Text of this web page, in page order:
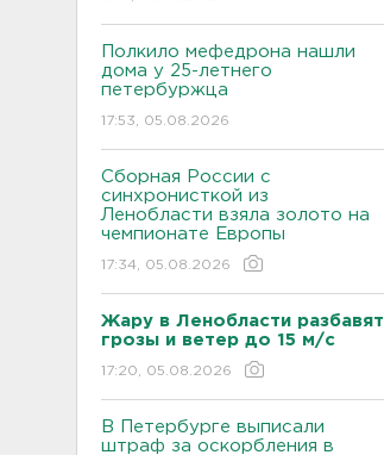
Полкило мефедрона нашли
дома у 25-летнего
петербуржца
17:53, 05.08.2026
Сборная России с
синхронисткой из
Ленобласти взяла золото на
чемпионате Европы
17:34, 05.08.2026
Жару в Ленобласти разбавят
грозы и ветер до 15 м/с
17:20, 05.08.2026
В Петербурге выписали
штраф за оскорбления в